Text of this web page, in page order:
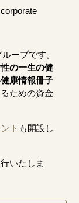
ループです。
の一生の健
康情報冊子
ための資金
ト も開設し
いたしま